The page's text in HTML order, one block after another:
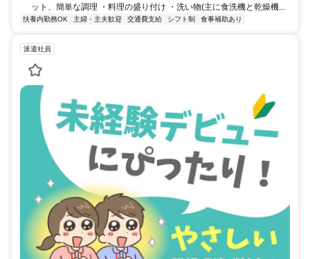
ット、簡単な調理 ・料理の盛り付け ・洗い物(主に食洗機と乾燥機...
扶養内勤務OK 主婦・主夫歓迎 交通費支給 シフト制 食事補助あり
派遣社員